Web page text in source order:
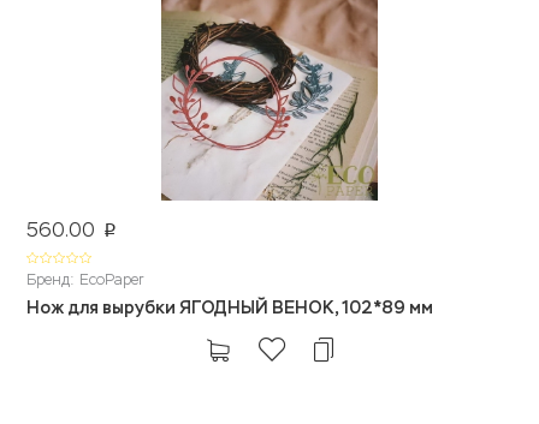
560.00 p
Бренд: EcoPaper
Нож для вырубки ЯГОДНЫЙ ВЕНОК, 102*89 мм